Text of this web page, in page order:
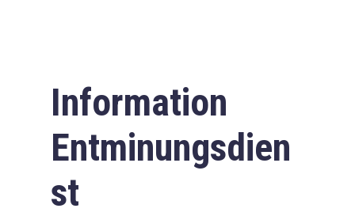
Information
Entminungsdien
st